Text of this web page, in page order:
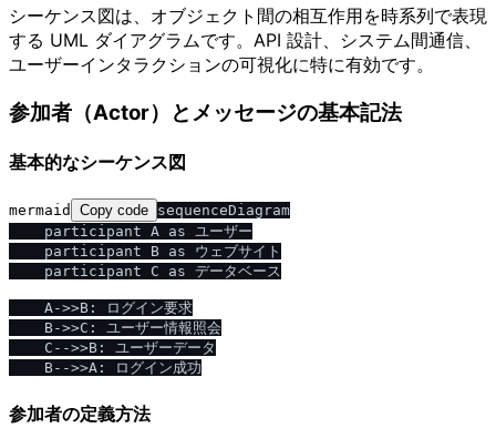
シーケンス図は、オブジェクト間の相互作用を時系列で表現
する UML ダイアグラムです。API 設計、システム間通信、
ユーザーインタラクションの可視化に特に有効です。
参加者（Actor）とメッセージの基本記法
基本的なシーケンス図
mermaid Copy code sequenceDiagram
    participant A as ユーザー
    participant B as ウェブサイト
    participant C as データベース
    A->>B: ログイン要求
    B->>C: ユーザー情報照会
    C-->>B: ユーザーデータ
参加者の定義方法